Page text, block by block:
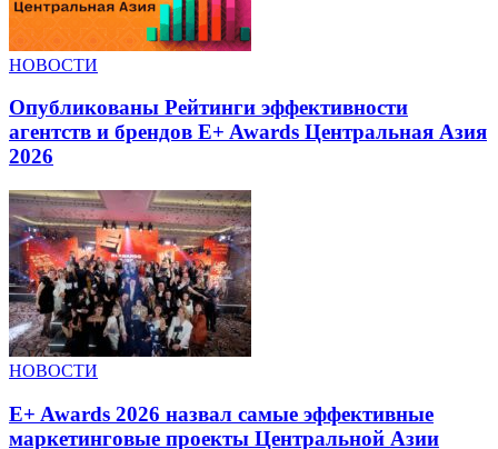
НОВОСТИ
Опубликованы Рейтинги эффективности
агентств и брендов E+ Awards Центральная Азия
2026
НОВОСТИ
E+ Awards 2026 назвал самые эффективные
маркетинговые проекты Центральной Азии